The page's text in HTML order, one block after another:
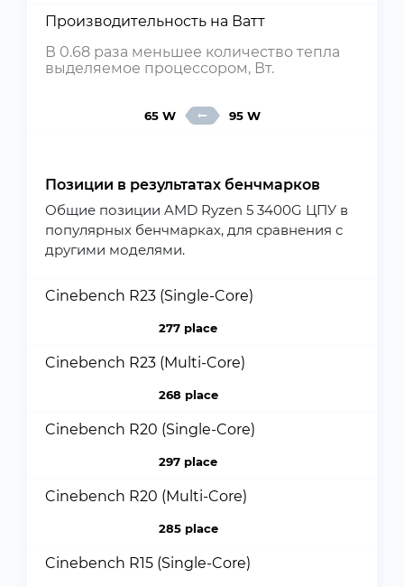
Производительность на Ватт
В 0.68 раза меньшее количество тепла
выделяемое процессором, Вт.
65 W 95 W
Позиции в результатах бенчмарков
Общие позиции AMD Ryzen 5 3400G ЦПУ в
популярных бенчмарках, для сравнения с
другими моделями.
Cinebench R23 (Single-Core)
277 place
Cinebench R23 (Multi-Core)
268 place
Cinebench R20 (Single-Core)
297 place
Cinebench R20 (Multi-Core)
285 place
Cinebench R15 (Single-Core)